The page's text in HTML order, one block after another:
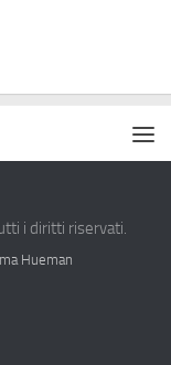
i diritti riservati.
Hueman